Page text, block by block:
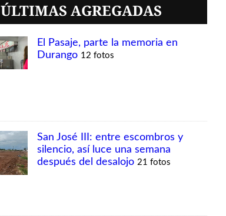
ÚLTIMAS AGREGADAS